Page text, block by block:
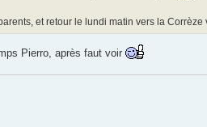
et retour le lundi matin vers la Corrèze
Pierro, après faut voir